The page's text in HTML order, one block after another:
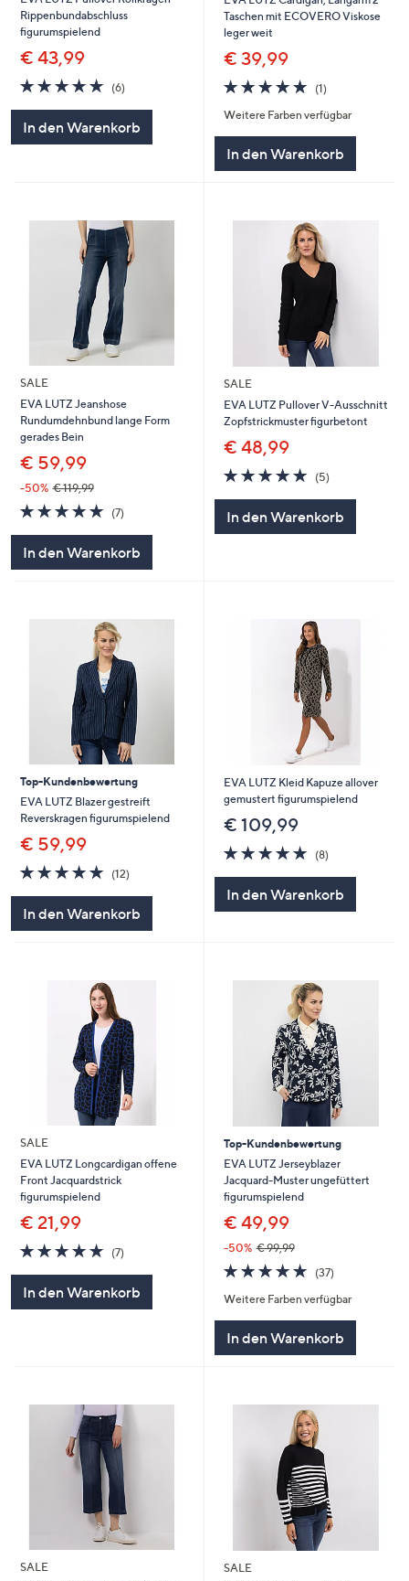
Rippenbundabschluss
figurumspielend
€ 43,99
5.0
von
(6)
In den Warenkorb
Taschen mit ECOVERO Viskose
leger weit
€ 39,99
5.0
von
5
(1)
Weitere Farben verfügbar
In den Warenkorb
SALE
EVA LUTZ Jeanshose
Rundumdehnbund lange Form
gerades Bein
€ 59,99
-50% € 119,99
4.9
von
(7)
In den Warenkorb
SALE
EVA LUTZ Pullover V-Ausschnitt
Zopfstrickmuster figurbetont
€ 48,99
4.8
von
(5)
In den Warenkorb
Top-Kundenbewertung
EVA LUTZ Blazer gestreift
Reverskragen figurumspielend
€ 59,99
4.8
von
(12)12
In den Warenkorb
EVA LUTZ Kleid Kapuze allover
gemustert figurumspielend
€ 109,99
4.8
von
(8)
In den Warenkorb
SALE
EVA LUTZ Longcardigan offene
Front Jacquardstrick
figurumspielend
€ 21,99
4.7
von
(7)7
In den Warenkorb
Top-Kundenbewertung
EVA LUTZ Jerseyblazer
Jacquard-Muster ungefüttert
figurumspielend
€ 49,99
-50% € 99,99
4.7
von
5
(37)37
Weitere Farben verfügbar
In den Warenkorb
SALE
SALE